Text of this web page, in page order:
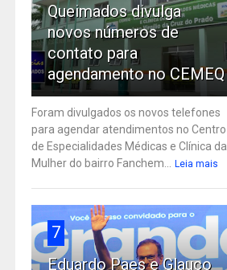
Queimados divulga
novos números de
contato para
agendamento no CEMEQ
Foram divulgados os novos telefones
para agendar atendimentos no Centro
de Especialidades Médicas e Clínica da
Mulher do bairro Fanchem...
Leia mais
7
Eduardo Paes e Glauco